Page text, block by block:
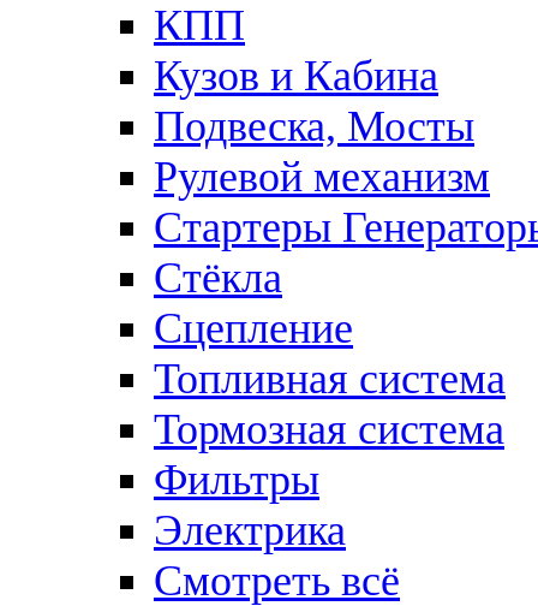
КПП
Кузов и Кабина
Подвеска, Мосты
Рулевой механизм
Стартеры
Стёкла
Сцепление
Топливная система
Тормозная система
Фильтры
Электрика
Смотреть всё